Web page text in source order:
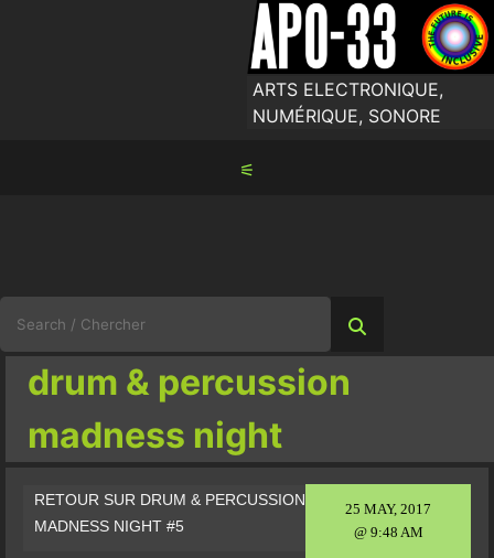
ARTS ELECTRONIQUE,
NUMÉRIQUE, SONORE
⚟
for:
drum & percussion
madness night
25 MAY, 2017
@ 9:48 AM
RETOUR SUR DRUM & PERCUSSION
MADNESS NIGHT #5